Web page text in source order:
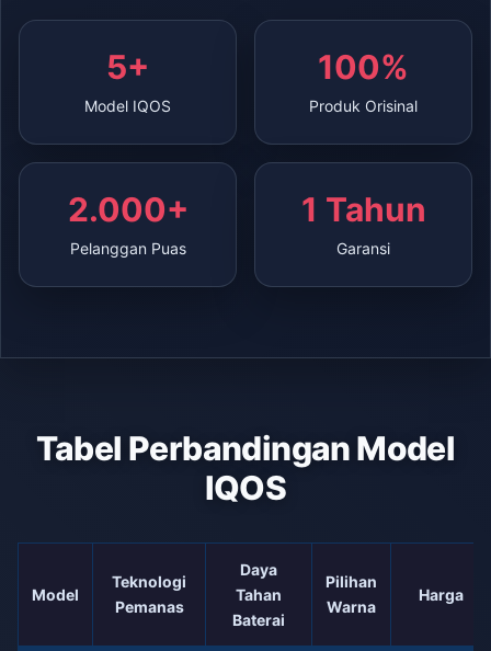
5+
Model IQOS
100%
Produk Orisinal
2.000+
Pelanggan Puas
1 Tahun
Garansi
Tabel Perbandingan Model
IQOS
Model
Teknologi
Pemanas
Daya
Tahan
Baterai
Pilihan
Warna
Harga